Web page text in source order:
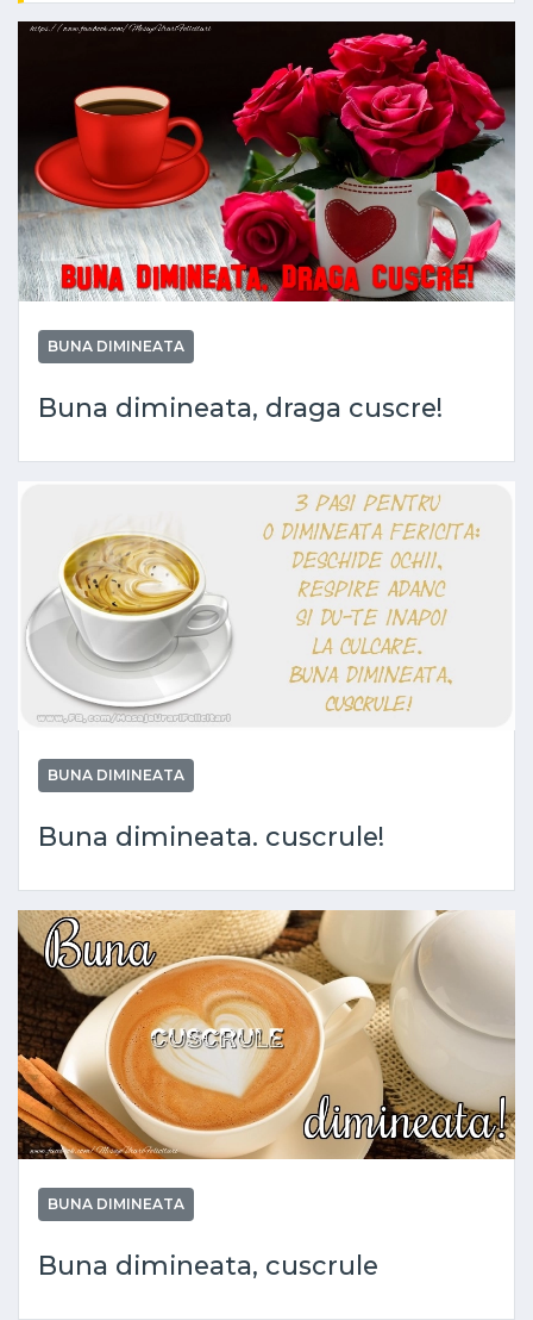
BUNA DIMINEATA
Buna dimineata, draga cuscre!
BUNA DIMINEATA
Buna dimineata. cuscrule!
BUNA DIMINEATA
Buna dimineata, cuscrule